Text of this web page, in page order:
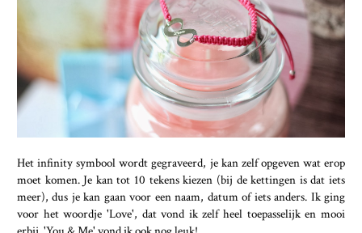
Het infinity symbool wordt gegraveerd, je kan zelf opgeven wat erop
moet komen. Je kan tot 10 tekens kiezen (bij de kettingen is dat iets
meer), dus je kan gaan voor een naam, datum of iets anders. Ik ging
voor het woordje 'Love', dat vond ik zelf heel toepasselijk en mooi